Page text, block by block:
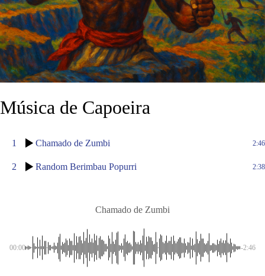
Música de Capoeira
1 Chamado de Zumbi 2:46
2 Random Berimbau Popurri 2:38
Chamado de Zumbi
00:00 -2:46